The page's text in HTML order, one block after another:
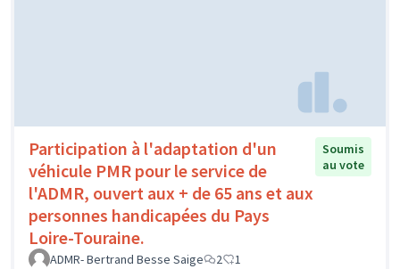
Participation à l'adaptation d'un
véhicule PMR pour le service de
l'ADMR, ouvert aux + de 65 ans et aux
personnes handicapées du Pays
Loire-Touraine.
Soumis
au vote
ADMR- Bertrand Besse Saige 2 1